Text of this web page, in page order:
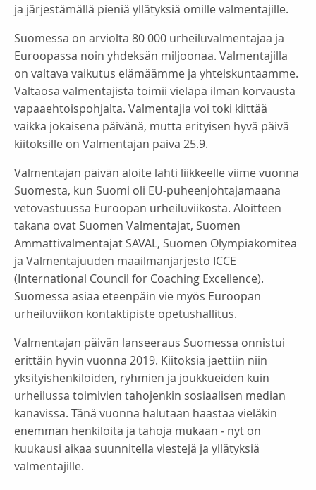
ja järjestämällä pieniä yllätyksiä omille valmentajille.
Suomessa on arviolta 80 000 urheiluvalmentajaa ja
Euroopassa noin yhdeksän miljoonaa. Valmentajilla
on valtava vaikutus elämäämme ja yhteiskuntaamme.
Valtaosa valmentajista toimii vieläpä ilman korvausta
vapaaehtoispohjalta. Valmentajia voi toki kiittää
vaikka jokaisena päivänä, mutta erityisen hyvä päivä
kiitoksille on Valmentajan päivä 25.9.
Valmentajan päivän aloite lähti liikkeelle viime vuonna
Suomesta, kun Suomi oli EU-puheenjohtajamaana
vetovastuussa Euroopan urheiluviikosta. Aloitteen
takana ovat Suomen Valmentajat, Suomen
Ammattivalmentajat SAVAL, Suomen Olympiakomitea
ja Valmentajuuden maailmanjärjestö ICCE
(International Council for Coaching Excellence).
Suomessa asiaa eteenpäin vie myös Euroopan
urheiluviikon kontaktipiste opetushallitus.
Valmentajan päivän lanseeraus Suomessa onnistui
erittäin hyvin vuonna 2019. Kiitoksia jaettiin niin
yksityishenkilöiden, ryhmien ja joukkueiden kuin
urheilussa toimivien tahojenkin sosiaalisen median
kanavissa. Tänä vuonna halutaan haastaa vieläkin
enemmän henkilöitä ja tahoja mukaan ‒ nyt on
kuukausi aikaa suunnitella viestejä ja yllätyksiä
valmentajille.